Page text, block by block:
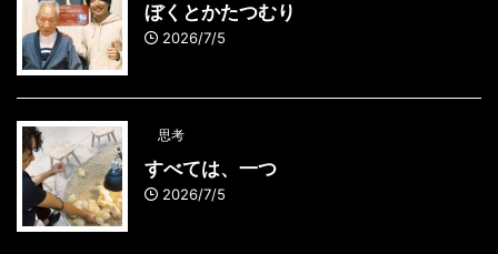
ぼくとかたつむり
2026/7/5
思考
すべては、一つ
2026/7/5